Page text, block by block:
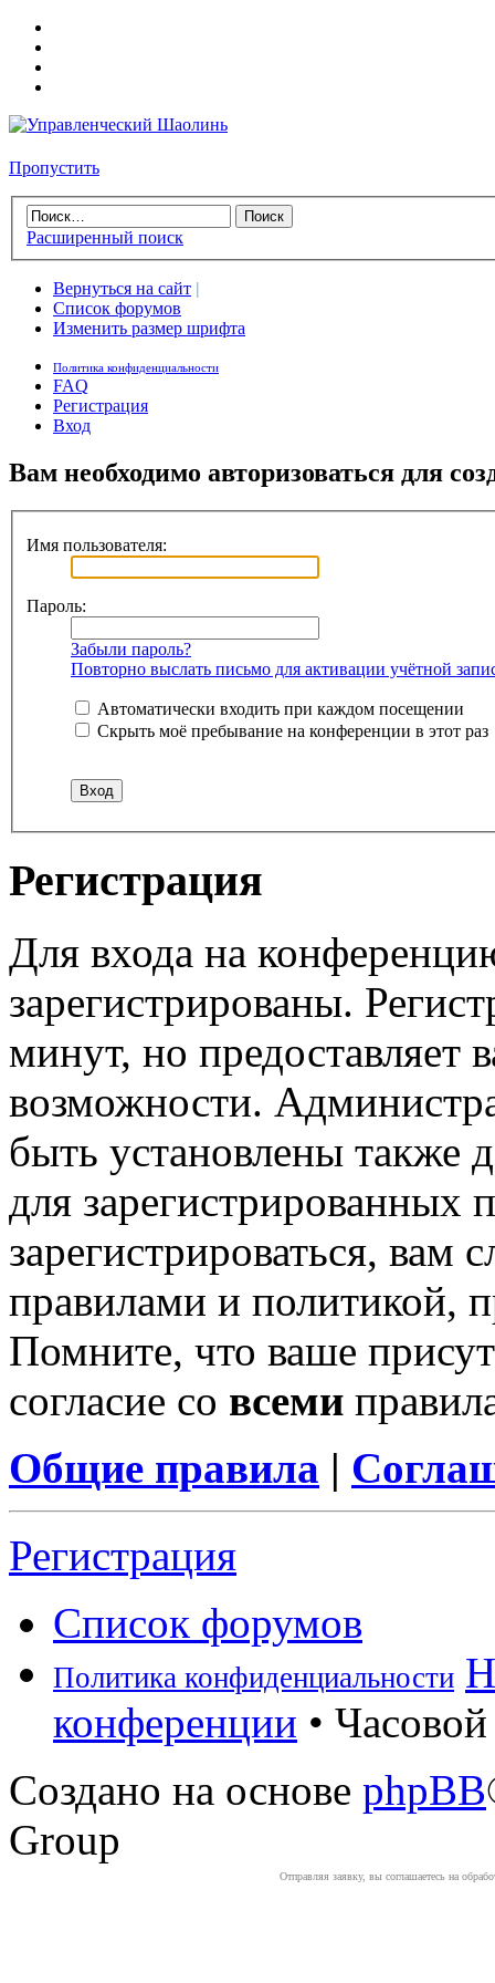
Пропустить
Расширенный поиск
Вернуться на сайт |
Список форумов
Изменить размер шрифта
Политика конфиденциальности
FAQ
Регистрация
Вход
Вам необходимо авторизоваться для
Имя пользователя:
Пароль:
Забыли пароль?
Повторно выслать письмо для активации учётной
Автоматически входить при каждом посещении
Скрыть моё пребывание на конференции в этот раз
Регистрация
Для входа на
зарегистрированы.
минут, но предоставляет
возможности.
быть установлены также
для зарегистрированных
зарегистрироваться, вам
правилами и политикой,
Помните, что ваше
согласие со всеми
Общие правила |
Регистрация
Список форумов
Политика конфиденциальности
конференции •
Создано на основе phpBB
Group
Отправляя заявку, вы соглашаетесь на